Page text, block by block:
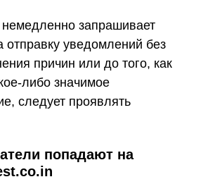
запрашивает
отправку уведомлений без
причин или до того, как
либо значимое
следует проявлять
попадают на